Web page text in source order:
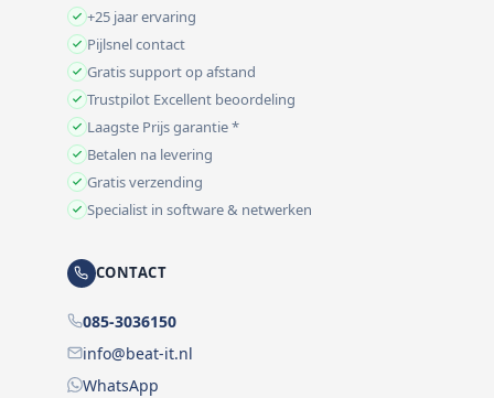
+25 jaar ervaring
Pijlsnel contact
Gratis support op afstand
Trustpilot Excellent beoordeling
Laagste Prijs garantie *
Betalen na levering
Gratis verzending
Specialist in software & netwerken
CONTACT
085-3036150
info@beat-it.nl
WhatsApp